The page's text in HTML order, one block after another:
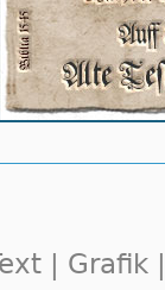
| Grafik